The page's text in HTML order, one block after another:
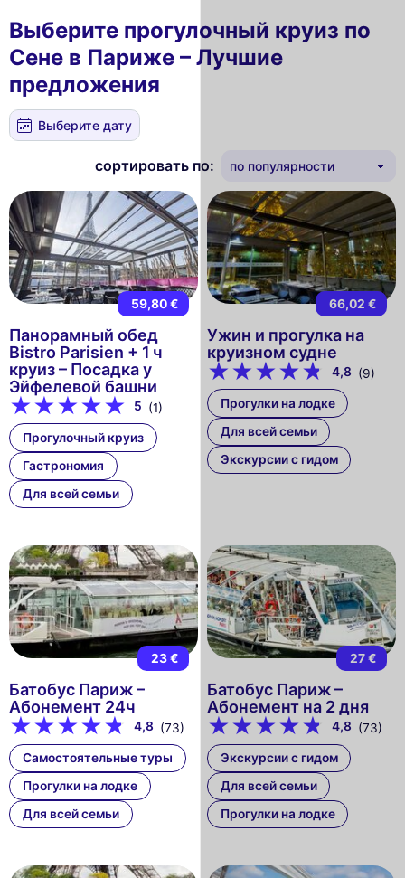
Выберите прогулочный круиз по
Сене в Париже – Лучшие
предложения
Выберите дату
сортировать по:
59,80 €
Панорамный обед
Bistro Parisien + 1 ч
круиз – Посадка у
Эйфелевой башни
5 (1)
Прогулочный круиз
Гастрономия
Для всей семьи
66,02 €
Ужин и прогулка на
круизном судне
4,8 (9)
Прогулки на лодке
Для всей семьи
Экскурсии с гидом
23 €
Батобус Париж –
Абонемент 24ч
4,8 (73)
Самостоятельные туры
Прогулки на лодке
Для всей семьи
27 €
Батобус Париж –
Абонемент на 2 дня
4,8 (73)
Экскурсии с гидом
Для всей семьи
Прогулки на лодке